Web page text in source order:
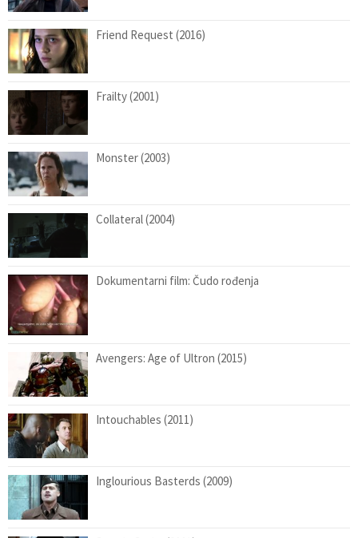
Friend Request (2016)
Frailty (2001)
Monster (2003)
Collateral (2004)
Dokumentarni film: Čudo rođenja
Avengers: Age of Ultron (2015)
Intouchables (2011)
Inglourious Basterds (2009)